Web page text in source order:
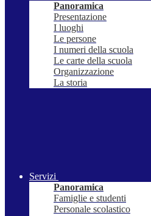
Panoramica
Presentazione
I luoghi
Le persone
I numeri della scuola
Le carte della scuola
Organizzazione
La storia
Servizi
Panoramica
Famiglie e studenti
Personale scolastico